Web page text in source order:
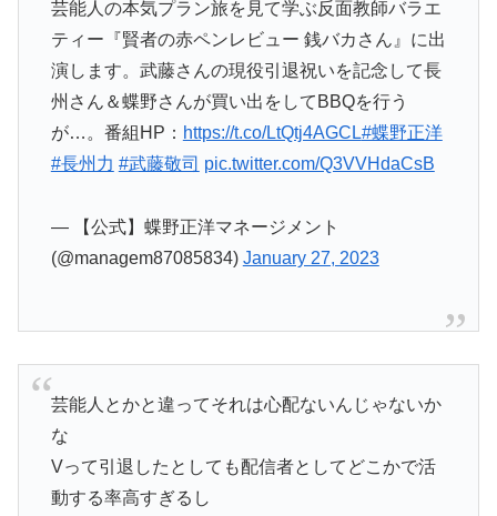
芸能人の本気プラン旅を見て学ぶ反面教師バラエ
ティー『賢者の赤ペンレビュー 銭バカさん』に出
演します。武藤さんの現役引退祝いを記念して長
州さん＆蝶野さんが買い出をしてBBQを行う
が…。番組HP： https://t.co/LtQtj4AGCL#蝶野正洋
#長州力 #武藤敬司 pic.twitter.com/Q3VVHdaCsB
— 【公式】蝶野正洋マネージメント
(@managem87085834) January 27, 2023
芸能人とかと違ってそれは心配ないんじゃないか
な
Vって引退したとしても配信者としてどこかで活
動する率高すぎるし